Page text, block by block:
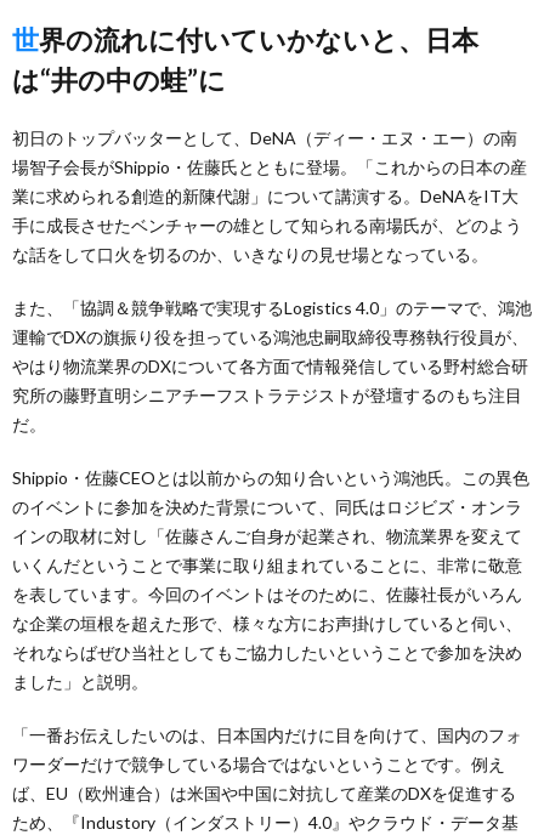
世界の流れに付いていかないと、日本
は“井の中の蛙”に
初日のトップバッターとして、DeNA（ディー・エヌ・エー）の南
場智子会長がShippio・佐藤氏とともに登場。「これからの日本の産
業に求められる創造的新陳代謝」について講演する。DeNAをIT大
手に成長させたベンチャーの雄として知られる南場氏が、どのよう
な話をして口火を切るのか、いきなりの見せ場となっている。
また、「協調＆競争戦略で実現するLogistics 4.0」のテーマで、鴻池
運輸でDXの旗振り役を担っている鴻池忠嗣取締役専務執行役員が、
やはり物流業界のDXについて各方面で情報発信している野村総合研
究所の藤野直明シニアチーフストラテジストが登壇するのもち注目
だ。
Shippio・佐藤CEOとは以前からの知り合いという鴻池氏。この異色
のイベントに参加を決めた背景について、同氏はロジビズ・オンラ
インの取材に対し「佐藤さんご自身が起業され、物流業界を変えて
いくんだということで事業に取り組まれていることに、非常に敬意
を表しています。今回のイベントはそのために、佐藤社長がいろん
な企業の垣根を超えた形で、様々な方にお声掛けしていると伺い、
それならばぜひ当社としてもご協力したいということで参加を決め
ました」と説明。
「一番お伝えしたいのは、日本国内だけに目を向けて、国内のフォ
ワーダーだけで競争している場合ではないということです。例え
ば、EU（欧州連合）は米国や中国に対抗して産業のDXを促進する
ため、『Industory（インダストリー）4.0』やクラウド・データ基